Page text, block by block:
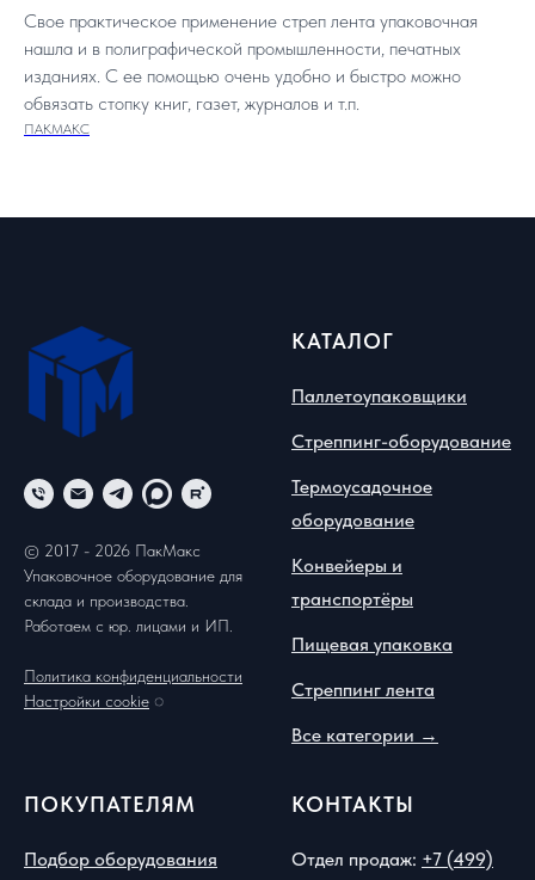
Свое практическое применение стреп лента упаковочная
нашла и в полиграфической промышленности, печатных
изданиях. С ее помощью очень удобно и быстро можно
обвязать стопку книг, газет, журналов и т.п.
ПАКМАКС
© 2017 - 2026 ПакМакс
Упаковочное оборудование для
склада и производства.
Работаем с юр. лицами и ИП.
Политика конфиденциальности
Настройки cookie ◌
КАТАЛОГ
Паллетоупаковщики
Стреппинг-оборудование
Термоусадочное
оборудование
Конвейеры и
транспортёры
Пищевая упаковка
Стреппинг лента
Все категории →
ПОКУПАТЕЛЯМ
Подбор оборудования
КОНТАКТЫ
Отдел продаж: +7 (499)